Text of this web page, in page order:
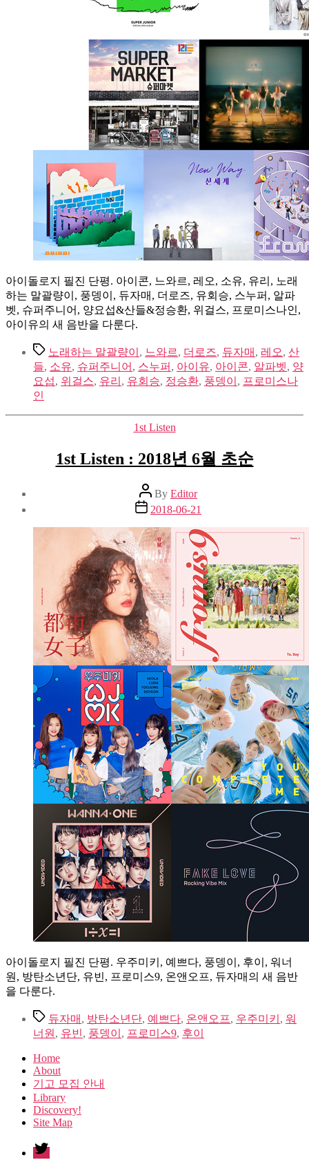
아이돌로지 필진 단평. 아이콘, 느와르, 레오, 소유, 유리, 노래
하는 말괄량이, 풍뎅이, 듀자매, 더로즈, 유회승, 스누퍼, 알파
벳, 슈퍼주니어, 양요섭&산들&정승환, 위걸스, 프로미스나인,
아이유의 새 음반을 다룬다.
Tags노래하는 말괄량이 , 느와르, 더로즈, 듀자매 , 레오, 산
들, 소유, 슈퍼주니어 , 스누퍼 , 아이유, 아이콘, 알파벳, 양
요섭, 위걸스, 유리 , 유회승, 정승환, 풍뎅이 , 프로미스나
인
Categories
1st Listen
1st Listen : 2018년 6월 초순
Post
author
By Editor
Post
date
2018-06-21
아이돌로지 필진 단평. 우주미키, 예쁘다, 풍뎅이, 후이, 워너
원, 방탄소년단, 유빈, 프로미스9, 온앤오프, 듀자매의 새 음반
을 다룬다.
Tags듀자매 , 방탄소년단, 예쁘다, 온앤오프, 우주미키 , 워
너원 , 유빈, 풍뎅이 , 프로미스9, 후이
Home
About
기고 모집 안내
Library
Discovery!
Site Map
twitter